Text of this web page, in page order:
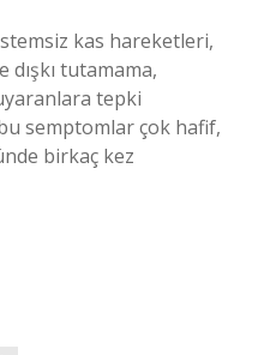
kas hareketleri,
dışkı tutamama,
tepki
semptomlar çok hafif,
birkaç kez